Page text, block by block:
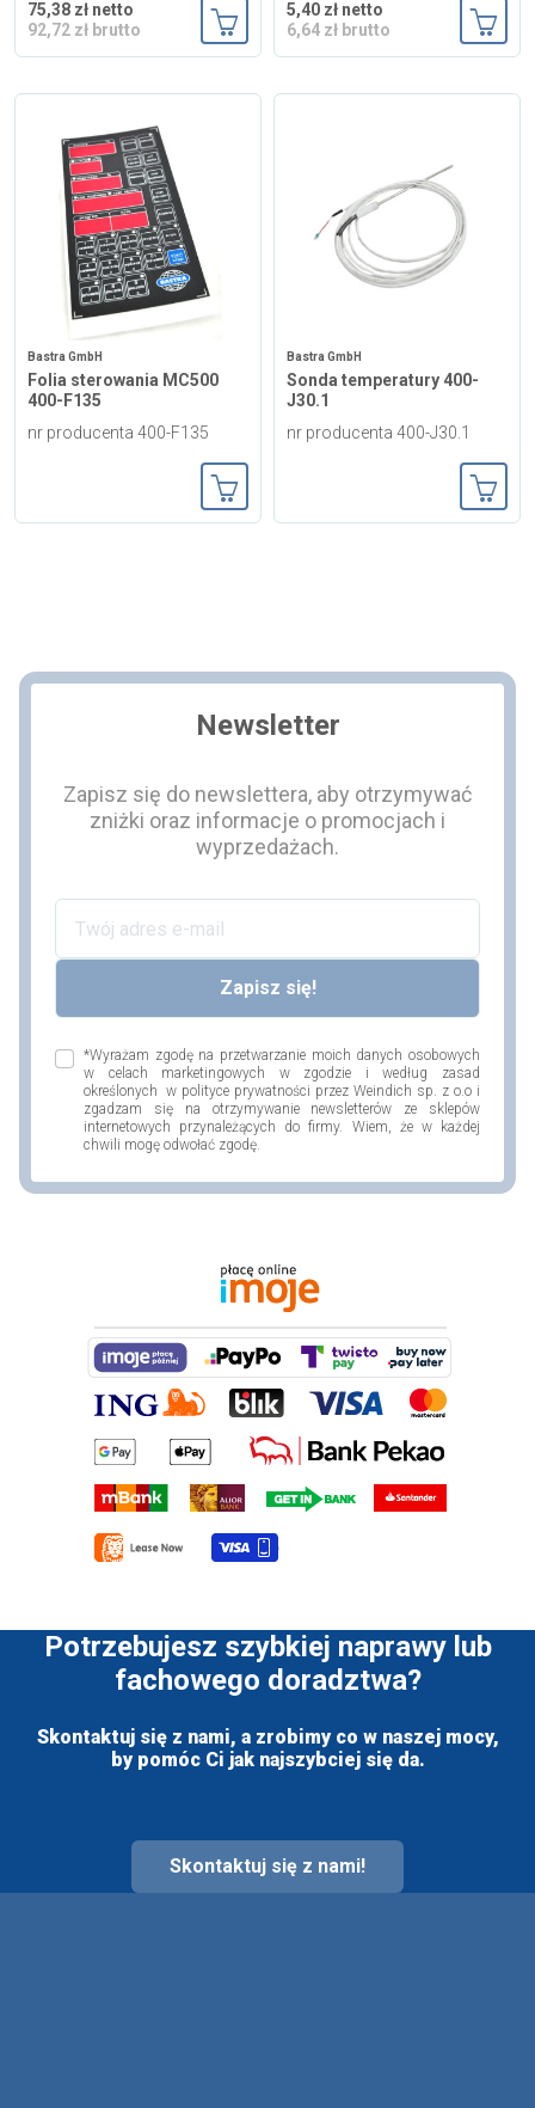
75,38 zł netto
92,72 zł brutto
Dodaj do koszyka
5,40 zł netto
6,64 zł brutto
Bastra GmbH
Folia sterowania MC500
400-F135
nr producenta 400-F135
Dodaj do koszyka
Bastra GmbH
Sonda temperatury 400-
J30.1
nr producenta 400-J30.1
Newsletter
Zapisz się do newslettera, aby otrzymywać
zniżki oraz informacje o promocjach i
wyprzedażach.
*Wyrażam zgodę na przetwarzanie moich danych osobowych
w celach marketingowych w zgodzie i według zasad
określonych w polityce prywatności przez Weindich sp. z o.o i
zgadzam się na otrzymywanie newsletterów ze sklepów
internetowych przynależących do firmy. Wiem, że w każdej
chwili mogę odwołać zgodę.
Potrzebujesz szybkiej naprawy lub
fachowego doradztwa?
Skontaktuj się z nami, a zrobimy co w naszej mocy,
by pomóc Ci jak najszybciej się da.
Skontaktuj się z nami!